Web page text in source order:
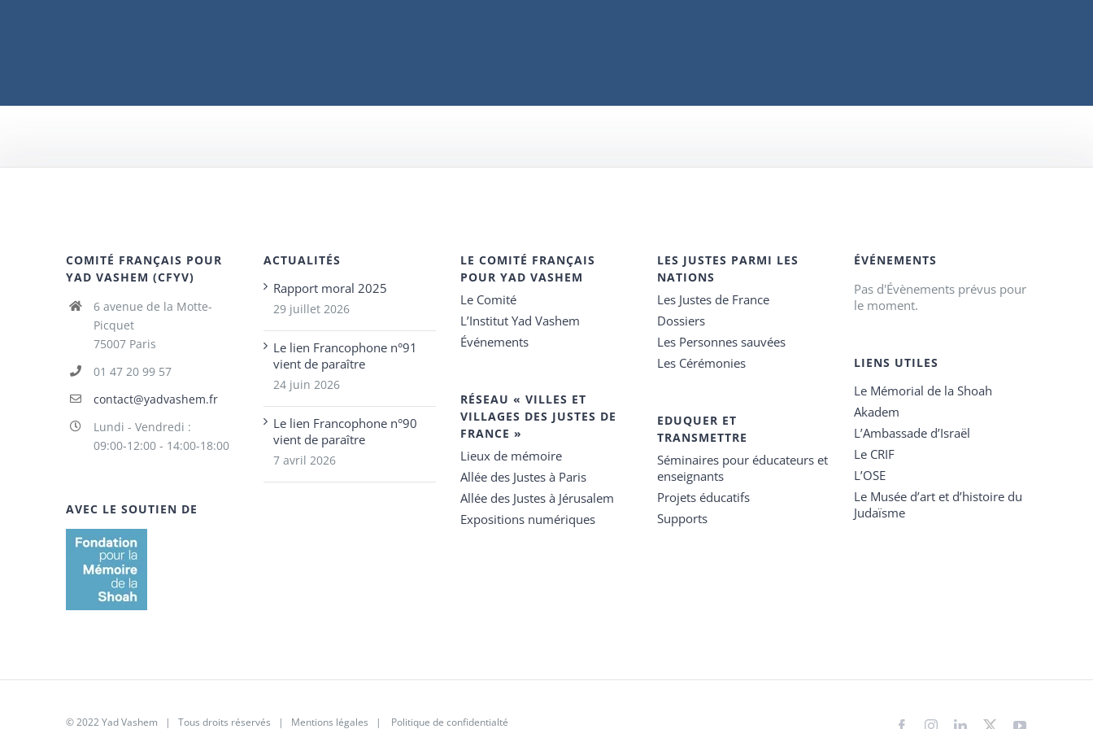
COMITÉ FRANÇAIS POUR
YAD VASHEM (CFYV)
6 avenue de la Motte-
Picquet
75007 Paris
01 47 20 99 57
contact@yadvashem.fr
Lundi - Vendredi :
09:00-12:00 - 14:00-18:00
AVEC LE SOUTIEN DE
ACTUALITÉS
Rapport moral 2025
29 juillet 2026
Le lien Francophone n°91
vient de paraître
24 juin 2026
Le lien Francophone n°90
vient de paraître
7 avril 2026
LE COMITÉ FRANÇAIS
POUR YAD VASHEM
Le Comité
L’Institut Yad Vashem
Événements
RÉSEAU « VILLES ET
VILLAGES DES JUSTES DE
FRANCE »
Lieux de mémoire
Allée des Justes à Paris
Allée des Justes à Jérusalem
Expositions numériques
LES JUSTES PARMI LES
NATIONS
Les Justes de France
Dossiers
Les Personnes sauvées
Les Cérémonies
EDUQUER ET
TRANSMETTRE
Séminaires pour éducateurs et
enseignants
Projets éducatifs
Supports
ÉVÉNEMENTS
Pas d'Évènements prévus pour
le moment.
LIENS UTILES
Le Mémorial de la Shoah
Akadem
L’Ambassade d’Israël
Le CRIF
L’OSE
Le Musée d’art et d’histoire du
Judaïsme
© 2022 Yad Vashem | Tous droits réservés | Mentions légales | Politique de confidentialté FacebookInstagramLinkedIn
X YouTube